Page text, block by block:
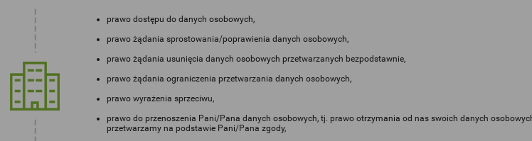
prawo dostępu do danych osobowych,
prawo żądania sprostowania/poprawienia danych osobowych,
prawo żądania usunięcia danych osobowych przetwarzanych bezpodstawnie,
prawo żądania ograniczenia przetwarzania danych osobowych,
prawo wyrażenia sprzeciwu,
prawo do przenoszenia Pani/Pana danych osobowych, tj. prawo otrzymania od nas swoich danych
przetwarzamy na podstawie Pani/Pana zgody,